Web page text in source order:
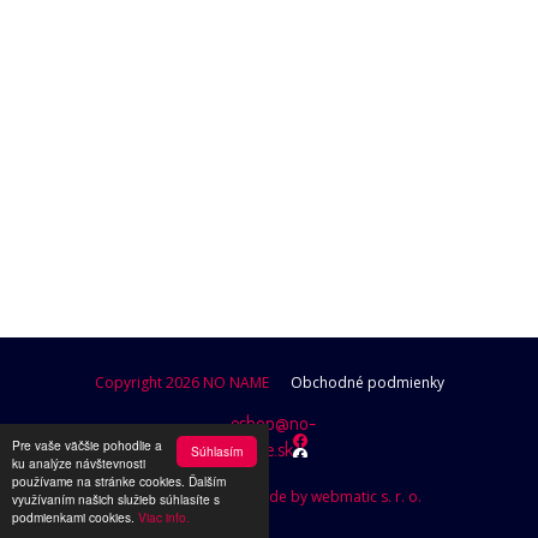
Súhlasím
Pre vaše väčšie pohodlie a
ku analýze návštevnosti
používame na stránke cookies. Ďalším
využívaním našich služieb súhlasíte s
podmienkami cookies. Viac info.
Copyright 2026 NO NAME Obchodné podmienky
eshop@no-
name.sk
Design by Brutusik, Code by webmatic s. r. o.